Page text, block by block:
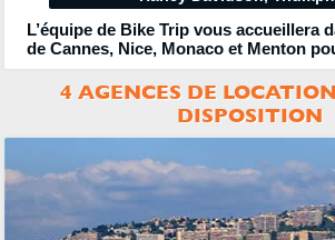
L’équipe de Bike Trip vous accueillera
de Cannes, Nice, Monaco et Menton
4 AGENCES DE
DISPOSITION